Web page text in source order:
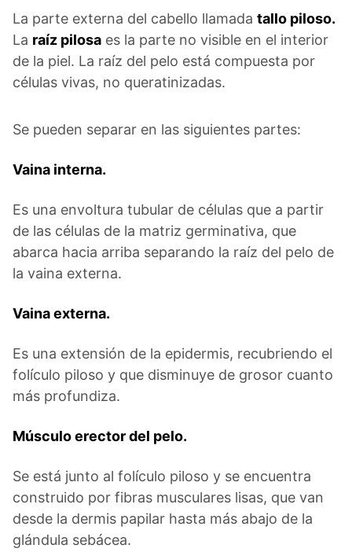
La parte externa del cabello llamada tallo piloso.
La raíz pilosa es la parte no visible en el interior
de la piel. La raíz del pelo está compuesta por
células vivas, no queratinizadas.
Se pueden separar en las siguientes partes:
Vaina interna.
Es una envoltura tubular de células que a partir
de las células de la matriz germinativa, que
abarca hacia arriba separando la raíz del pelo de
la vaina externa.
Vaina externa.
Es una extensión de la epidermis, recubriendo el
folículo piloso y que disminuye de grosor cuanto
más profundiza.
Músculo erector del pelo.
Se está junto al folículo piloso y se encuentra
construido por fibras musculares lisas, que van
desde la dermis papilar hasta más abajo de la
glándula sebácea.